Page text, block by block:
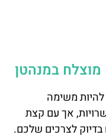
להיות משימה
אך עם קצת
לצרכים שלכם.